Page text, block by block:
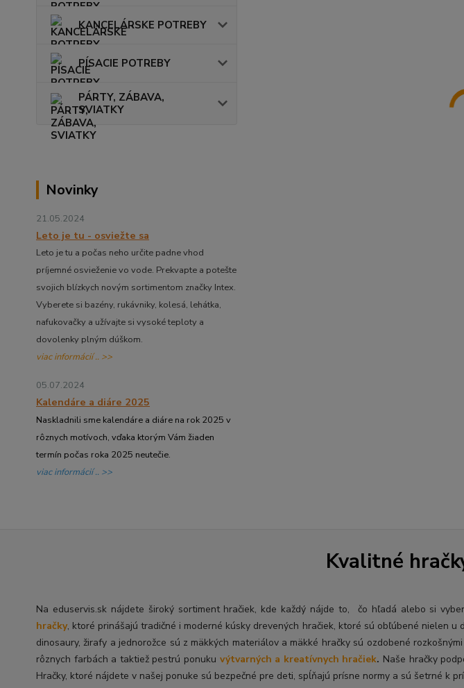
KANCELÁRSKE POTREBY
PÍSACIE POTREBY
PÁRTY, ZÁBAVA,
SVIATKY
Novinky
21.05.2024
Leto je tu - osviežte sa
Leto je tu a počas neho určite padne vhod
príjemné osvieženie vo vode. Prekvapte a potešte
svojich blízkych novým sortimentom značky Intex.
Vyberete si bazény, rukávniky, kolesá, lehátka,
nafukovačky a užívajte si vysoké teploty a
dovolenky plným dúškom.
viac informácií .. >>
05.07.2024
Kalendáre a diáre 2025
Naskladnili sme kalendáre a diáre na rok 2025 v
rôznych motívoch, vďaka ktorým Vám žiaden
termín počas roka 2025 neutečie.
viac informácií .. >>
Kvalitné
Na eduservis.sk nájdete široký sortiment hračiek, kde každý nájde to, čo hľadá alebo si
hračky, ktoré prinášajú tradičné i moderné kúsky drevených hračiek, ktoré sú obľúbené nielen u
dinosaury, žirafy a jednorožce sú z mäkkých materiálov a mäkké hračky sú ozdobené
rôznych farbách a taktiež pestrú ponuku výtvarných a kreatívnych hračiek. Naše hračky
Hračky, ktoré nájdete v našej ponuke sú bezpečné pre deti, spĺňajú prísne normy a sú šetrné k